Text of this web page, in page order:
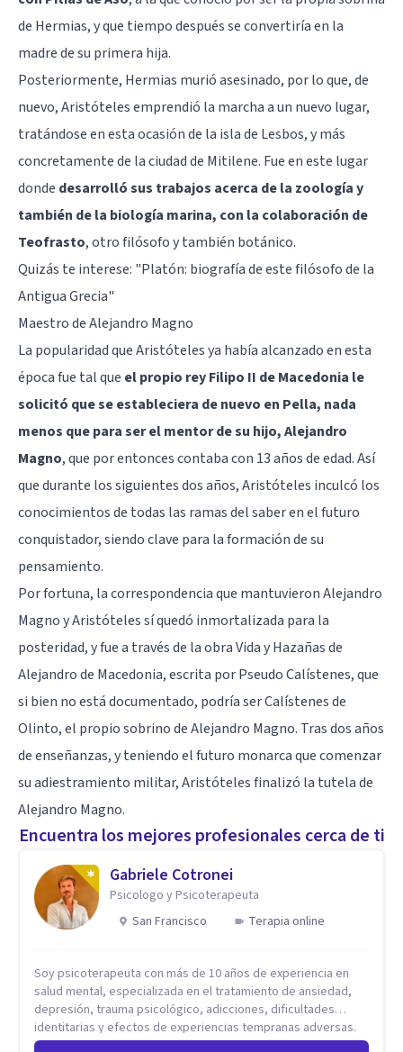
de Hermias, y que tiempo después se convertiría en la
madre de su primera hija.
Posteriormente, Hermias murió asesinado, por lo que, de
nuevo, Aristóteles emprendió la marcha a un nuevo lugar,
tratándose en esta ocasión de la isla de Lesbos, y más
concretamente de la ciudad de Mitilene. Fue en este lugar
donde desarrolló sus trabajos acerca de la zoología y
también de la biología marina, con la colaboración de
Teofrasto, otro filósofo y también botánico.
Quizás te interese: "Platón: biografía de este filósofo de la
Antigua Grecia"
Maestro de Alejandro Magno
La popularidad que Aristóteles ya había alcanzado en esta
época fue tal que el propio rey Filipo II de Macedonia le
solicitó que se estableciera de nuevo en Pella, nada
menos que para ser el mentor de su hijo, Alejandro
Magno, que por entonces contaba con 13 años de edad. Así
que durante los siguientes dos años, Aristóteles inculcó los
conocimientos de todas las ramas del saber en el futuro
conquistador, siendo clave para la formación de su
pensamiento.
Por fortuna, la correspondencia que mantuvieron Alejandro
Magno y Aristóteles sí quedó inmortalizada para la
posteridad, y fue a través de la obra Vida y Hazañas de
Alejandro de Macedonia, escrita por Pseudo Calístenes, que
si bien no está documentado, podría ser Calístenes de
Olinto, el propio sobrino de Alejandro Magno. Tras dos años
de enseñanzas, y teniendo el futuro monarca que comenzar
su adiestramiento militar, Aristóteles finalizó la tutela de
Alejandro Magno.
Encuentra los mejores profesionales cerca de ti
Gabriele Cotronei
Psicologo y Psicoterapeuta
San Francisco
Terapia online
Soy psicoterapeuta con más de 10 años de experiencia en
salud mental, especializada en el tratamiento de ansiedad,
depresión, trauma psicológico, adicciones, dificultades
identitarias y efectos de experiencias tempranas adversas.
Ofrezco un espacio terapéutico seguro, confidencial y